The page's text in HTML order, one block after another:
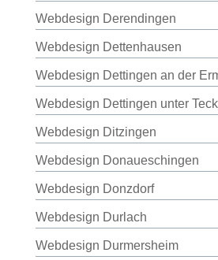
Webdesign Derendingen
Webdesign Dettenhausen
Webdesign Dettingen an der
Webdesign Dettingen unter Teck
Webdesign Ditzingen
Webdesign Donaueschingen
Webdesign Donzdorf
Webdesign Durlach
Webdesign Durmersheim